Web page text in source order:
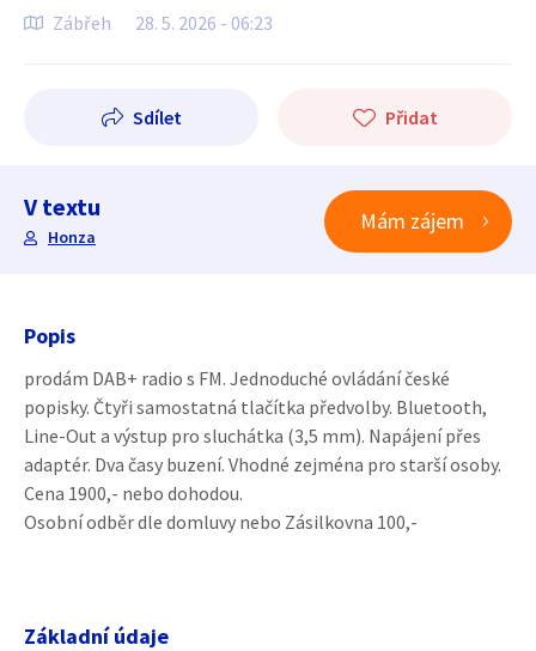
Zábřeh 28. 5. 2026 - 06:23
Sdílet Přidat
V textu
Honza
Mám zájem
Popis
prodám DAB+ radio s FM. Jednoduché ovládání české
popisky. Čtyři samostatná tlačítka předvolby. Bluetooth,
Line-Out a výstup pro sluchátka (3,5 mm). Napájení přes
adaptér. Dva časy buzení. Vhodné zejména pro starší osoby.
Cena 1900,- nebo dohodou.
Osobní odběr dle domluvy nebo Zásilkovna 100,-
Základní údaje